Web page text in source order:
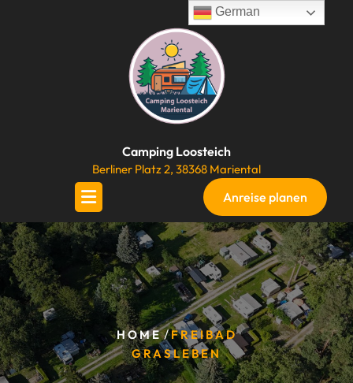
Camping Loosteich
Berliner Platz 2, 38368 Mariental
Anreise planen
HOME/FREIBAD
GRASLEBEN
German